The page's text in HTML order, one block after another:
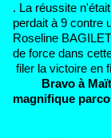
. La réussite
perdait à 9 contre
Roseline
de force dans
filer la victoire en
Bravo à
magnifique